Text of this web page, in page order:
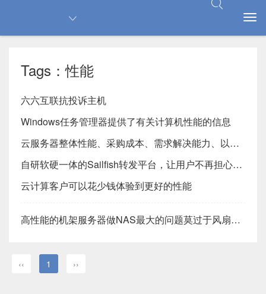
Tags：性能
六六互联抗投诉主机
Windows任务管理器提供了有关计算机性能的信息
云服务器整体性能、采购成本、需求解决能力、以及业务连续性有诸多优势
自研软硬一体的Sailfish转发平台，让用户不再担心性能问题
云计算客户可以花少钱体验到更好的性能
高性能的机架服务器做NAS最大的问题莫过于风扇噪音
‹‹ 1 ››